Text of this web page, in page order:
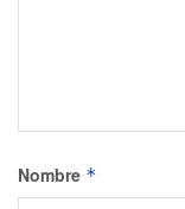
Nombre *